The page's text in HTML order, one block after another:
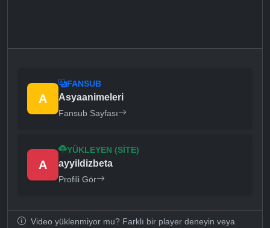
A
FANSUB
Asyaanimeleri
Fansub Sayfası
A
YÜKLEYEN (SITE)
ayyildizbeta
Profili Gör
Video yüklenmiyor mu? Farklı bir player deneyin veya